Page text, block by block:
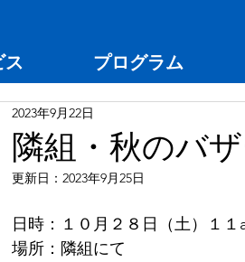
ス プログラム
隣組・秋のバザ
2023年9月22日
更新日： 2023年9月25日
⽇時：１０⽉２８⽇（⼟）１１
場所：隣組にて